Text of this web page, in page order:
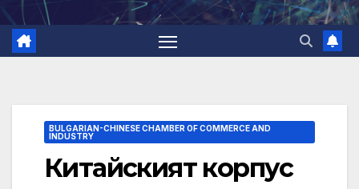
BULGARIAN-CHINESE CHAMBER OF COMMERCE AND
INDUSTRY
Китайският корпус